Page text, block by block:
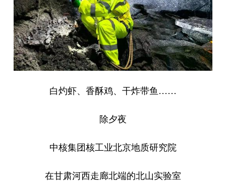
多语种频道
English Español Français عربى
Русский язык 日本語 한국어
Português
白灼虾、香酥鸡、干炸带鱼……
除夕夜
中核集团核工业北京地质研究院
在甘肃河西走廊北端的北山实验室